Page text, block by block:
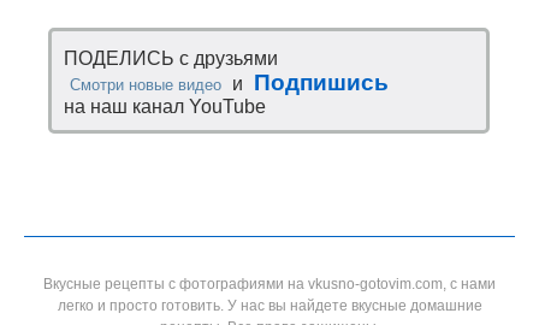
ПОДЕЛИСЬ с друзьями
Смотри новые видео и Подпишись
на наш канал YouTube
Вкусные рецепты с фотографиями на vkusno-gotovim.com, с нами
легко и просто готовить. У нас вы найдете вкусные домашние